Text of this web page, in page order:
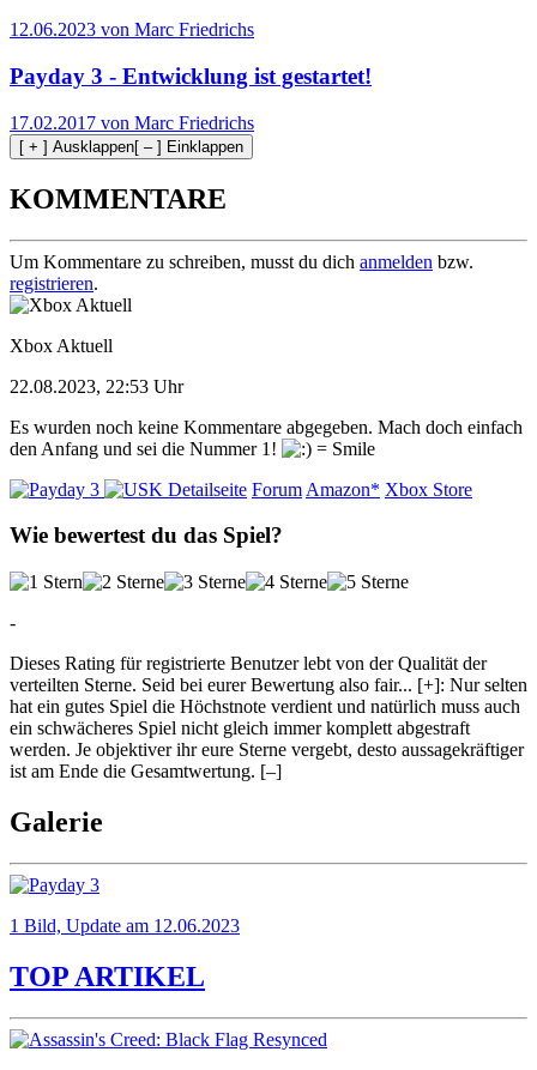
12.06.2023 von Marc Friedrichs
Payday 3 - Entwicklung ist gestartet!
17.02.2017 von Marc Friedrichs
[ + ] Ausklappen[ – ] Einklappen
KOMMENTARE
Um Kommentare zu schreiben, musst du dich anmelden bzw.
registrieren.
Xbox Aktuell
22.08.2023, 22:53 Uhr
Es wurden noch keine Kommentare abgegeben. Mach doch einfach
den Anfang und sei die Nummer 1!
Detailseite Forum Amazon* Xbox Store
Wie bewertest du das Spiel?
-
Dieses Rating für registrierte Benutzer lebt von der Qualität der
verteilten Sterne. Seid bei eurer Bewertung also fair... [+]: Nur selten
hat ein gutes Spiel die Höchstnote verdient und natürlich muss auch
ein schwächeres Spiel nicht gleich immer komplett abgestraft
werden. Je objektiver ihr eure Sterne vergebt, desto aussagekräftiger
ist am Ende die Gesamtwertung. [–]
Galerie
1 Bild, Update am 12.06.2023
TOP ARTIKEL